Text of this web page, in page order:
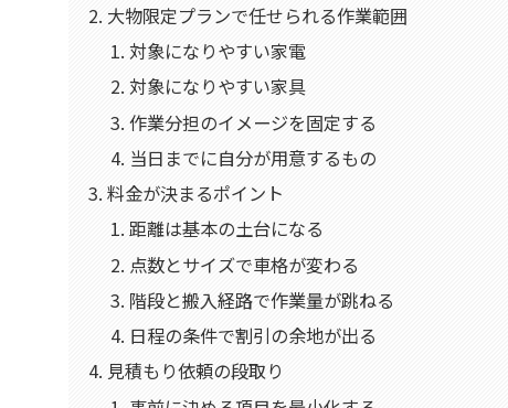
大物限定プランで任せられる作業範囲
対象になりやすい家電
対象になりやすい家具
作業分担のイメージを固定する
当日までに自分が用意するもの
料金が決まるポイント
距離は基本の土台になる
点数とサイズで車格が変わる
階段と搬入経路で作業量が跳ねる
日程の条件で割引の余地が出る
見積もり依頼の段取り